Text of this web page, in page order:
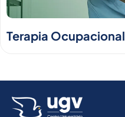
Terapia Ocupacional